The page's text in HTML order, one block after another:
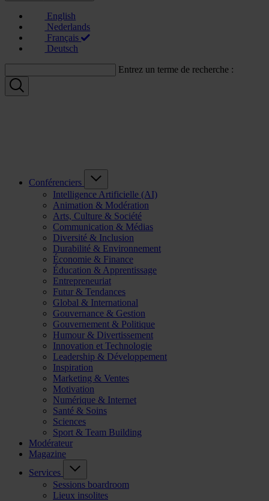
English
Nederlands
Français
Deutsch
Entrez un terme de recherche :
Conférenciers
Intelligence Artificielle (AI)
Animation & Modération
Arts, Culture & Société
Communication & Médias
Diversité & Inclusion
Durabilité & Environnement
Économie & Finance
Éducation & Apprentissage
Entrepreneuriat
Futur & Tendances
Global & International
Gouvernance & Gestion
Gouvernement & Politique
Humour & Divertissement
Innovation et Technologie
Leadership & Développement
Inspiration
Marketing & Ventes
Motivation
Numérique & Internet
Santé & Soins
Sciences
Sport & Team Building
Modérateur
Magazine
Services
Sessions boardroom
Lieux insolites